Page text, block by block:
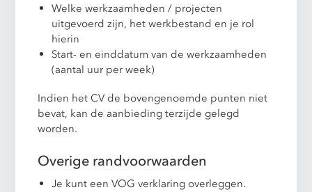
Welke werkzaamheden / projecten
uitgevoerd zijn, het werkbestand en je rol
hierin
Start- en einddatum van de werkzaamheden
(aantal uur per week)
Indien het CV de bovengenoemde punten niet
bevat, kan de aanbieding terzijde gelegd
worden.
Overige randvoorwaarden
Je kunt een VOG verklaring overleggen.